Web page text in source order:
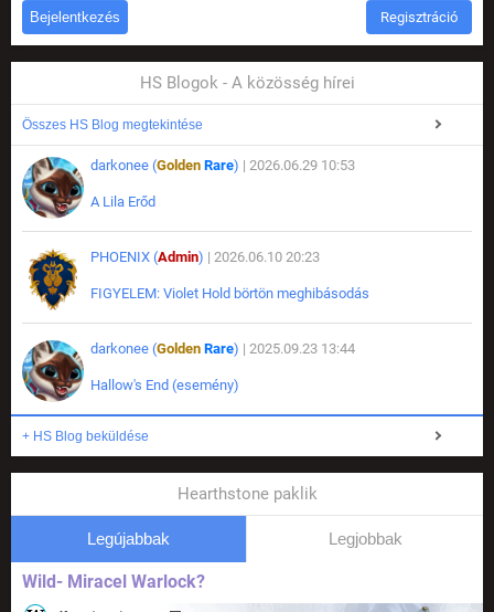
Regisztráció
HS Blogok - A közösség hírei
Összes HS Blog megtekintése
darkonee (Golden Rare) | 2026.06.29 10:53
A Lila Erőd
PHOENIX (Admin) | 2026.06.10 20:23
FIGYELEM: Violet Hold börtön meghibásodás
darkonee (Golden Rare) | 2025.09.23 13:44
Hallow's End (esemény)
+ HS Blog beküldése
Hearthstone paklik
Legújabbak Legjobbak
Wild- Miracel Warlock?